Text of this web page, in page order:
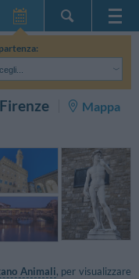
Home Page
Le mie Prenotazioni
InItalia Club
Mappa
Animali, per visualizzare